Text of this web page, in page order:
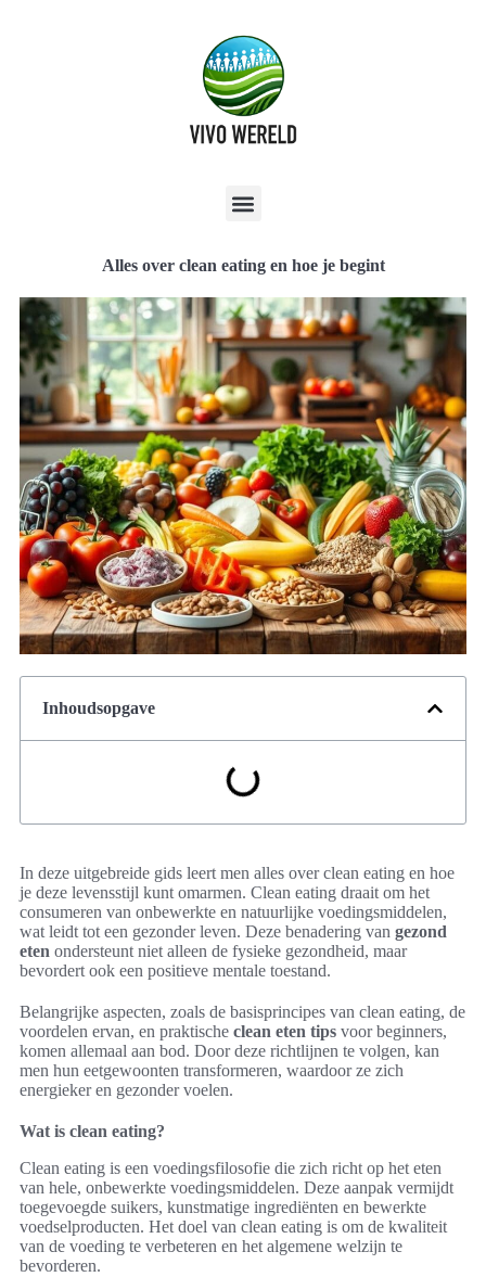
Alles over clean eating en hoe je begint
Inhoudsopgave
In deze uitgebreide gids leert men alles over clean eating en hoe
je deze levensstijl kunt omarmen. Clean eating draait om het
consumeren van onbewerkte en natuurlijke voedingsmiddelen,
wat leidt tot een gezonder leven. Deze benadering van gezond
eten ondersteunt niet alleen de fysieke gezondheid, maar
bevordert ook een positieve mentale toestand.
Belangrijke aspecten, zoals de basisprincipes van clean eating, de
voordelen ervan, en praktische clean eten tips voor beginners,
komen allemaal aan bod. Door deze richtlijnen te volgen, kan
men hun eetgewoonten transformeren, waardoor ze zich
energieker en gezonder voelen.
Wat is clean eating?
Clean eating is een voedingsfilosofie die zich richt op het eten
van hele, onbewerkte voedingsmiddelen. Deze aanpak vermijdt
toegevoegde suikers, kunstmatige ingrediënten en bewerkte
voedselproducten. Het doel van clean eating is om de kwaliteit
van de voeding te verbeteren en het algemene welzijn te
bevorderen.